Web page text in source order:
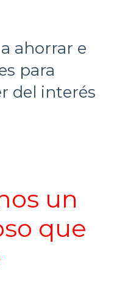
ahorrar e
para
del interés
un
que